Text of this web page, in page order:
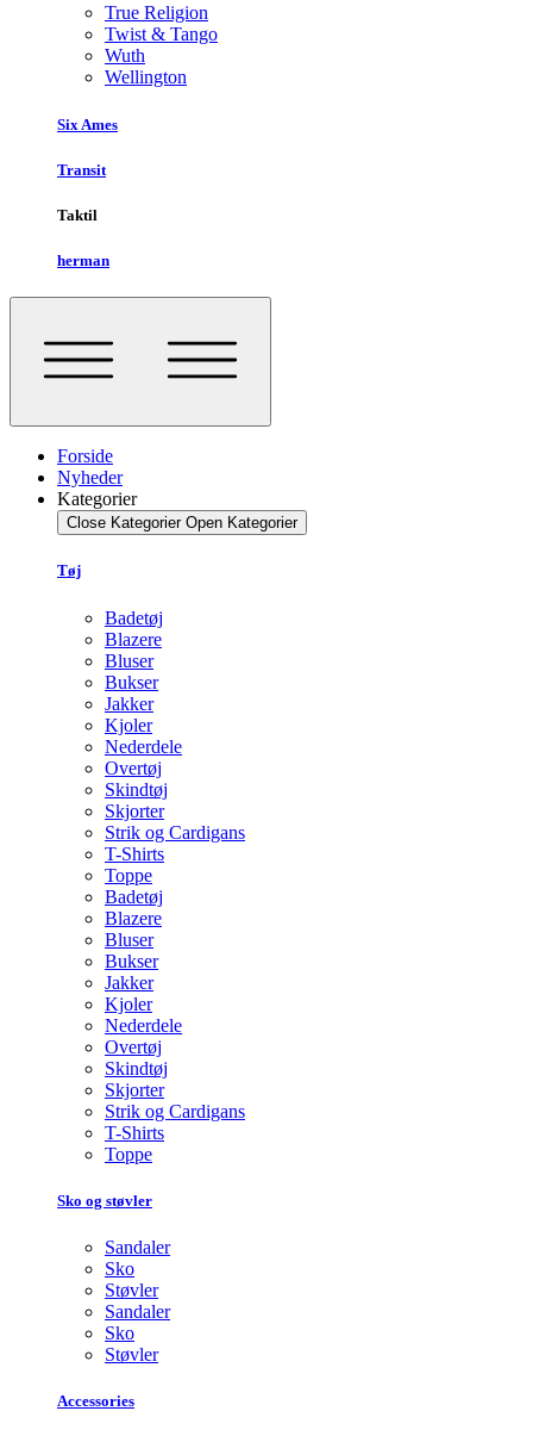
True Religion
Twist & Tango
Wuth
Wellington
Six Ames
Transit
Taktil
herman
Forside
Nyheder
Kategorier
Close Kategorier Open Kategorier
Tøj
Badetøj
Blazere
Bluser
Bukser
Jakker
Kjoler
Nederdele
Overtøj
Skindtøj
Skjorter
Strik og Cardigans
T-Shirts
Toppe
Badetøj
Blazere
Bluser
Bukser
Jakker
Kjoler
Nederdele
Overtøj
Skindtøj
Skjorter
Strik og Cardigans
T-Shirts
Toppe
Sko og støvler
Sandaler
Sko
Støvler
Sandaler
Sko
Støvler
Accessories